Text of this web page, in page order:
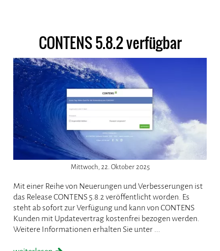
CONTENS 5.8.2 verfügbar
Mittwoch, 22. Oktober 2025
Mit einer Reihe von Neuerungen und Verbesserungen ist
das Release CONTENS 5.8.2 veröffentlicht worden. Es
steht ab sofort zur Verfügung und kann von CONTENS
Kunden mit Updatevertrag kostenfrei bezogen werden.
Weitere Informationen erhalten Sie unter ...